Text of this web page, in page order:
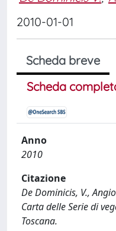
2010-01-01
Scheda breve
Scheda
Anno
2010
Citazione
De Dominicis, V.,
Carta delle Serie di
Toscana.